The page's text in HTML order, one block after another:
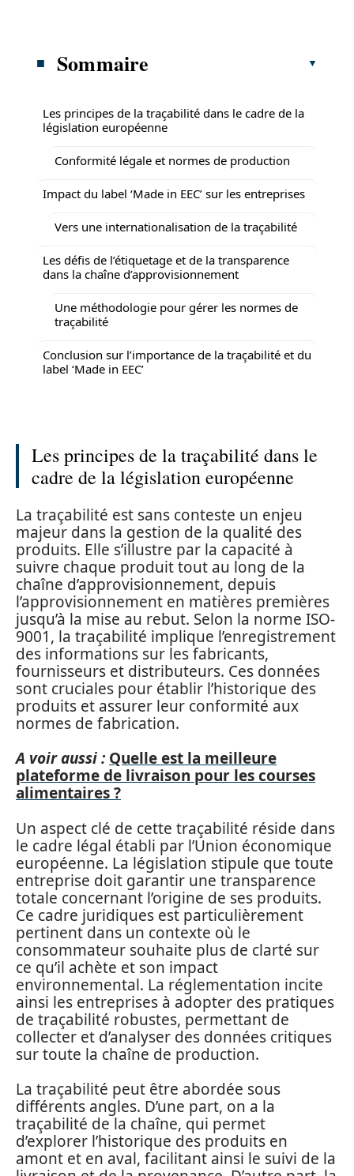
Sommaire
Les principes de la traçabilité dans le cadre de la
législation européenne
Conformité légale et normes de production
Impact du label ‘Made in EEC’ sur les entreprises
Vers une internationalisation de la traçabilité
Les défis de l’étiquetage et de la transparence
dans la chaîne d’approvisionnement
Une méthodologie pour gérer les normes de
traçabilité
Conclusion sur l’importance de la traçabilité et du
label ‘Made in EEC’
Les principes de la traçabilité dans le
cadre de la législation européenne
La traçabilité est sans conteste un enjeu
majeur dans la gestion de la qualité des
produits. Elle s’illustre par la capacité à
suivre chaque produit tout au long de la
chaîne d’approvisionnement, depuis
l’approvisionnement en matières premières
jusqu’à la mise au rebut. Selon la norme ISO-
9001, la traçabilité implique l’enregistrement
des informations sur les fabricants,
fournisseurs et distributeurs. Ces données
sont cruciales pour établir l’historique des
produits et assurer leur conformité aux
normes de fabrication.
A voir aussi : Quelle est la meilleure
plateforme de livraison pour les courses
alimentaires ?
Un aspect clé de cette traçabilité réside dans
le cadre légal établi par l’Union économique
européenne. La législation stipule que toute
entreprise doit garantir une transparence
totale concernant l’origine de ses produits.
Ce cadre juridiques est particulièrement
pertinent dans un contexte où le
consommateur souhaite plus de clarté sur
ce qu’il achète et son impact
environnemental. La réglementation incite
ainsi les entreprises à adopter des pratiques
de traçabilité robustes, permettant de
collecter et d’analyser des données critiques
sur toute la chaîne de production.
La traçabilité peut être abordée sous
différents angles. D’une part, on a la
traçabilité de la chaîne, qui permet
d’explorer l’historique des produits en
amont et en aval, facilitant ainsi le suivi de la